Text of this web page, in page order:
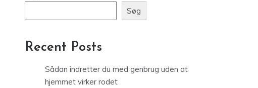
Søg
Recent Posts
Sådan indretter du med genbrug uden at
hjemmet virker rodet